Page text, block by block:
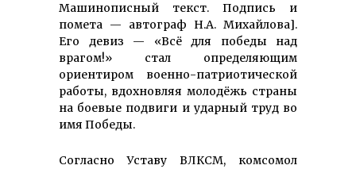
Машинописный текст. Подпись и
помета — автограф Н.А. Михайлова].
Его девиз — «Всё для победы над
врагом!» стал определяющим
ориентиром военно-патриотической
работы, вдохновляя молодёжь страны
на боевые подвиги и ударный труд во
имя Победы.
Согласно Уставу ВЛКСМ, комсомол